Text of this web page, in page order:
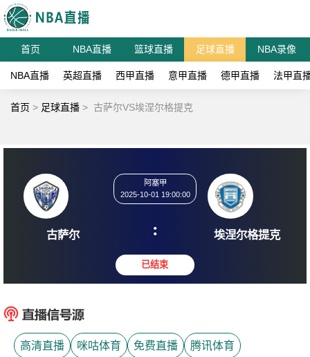
首页 NBA直播 篮球直播 足球直播 NBA录像
NBA直播 英超直播 西甲直播 意甲直播 德甲直播 法甲直
首页 > 足球直播 > 古萨尔VS埃涅尔格提克
古萨尔
2025-10-01 19:00:00
: 埃涅尔
高清直播 咪咕体育 免费直播 腾讯体育